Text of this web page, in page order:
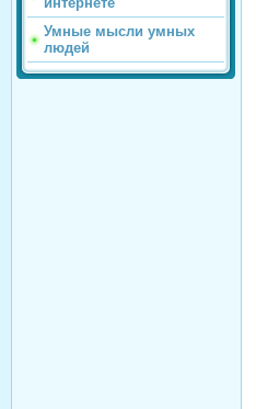
Умные мысли умных
людей